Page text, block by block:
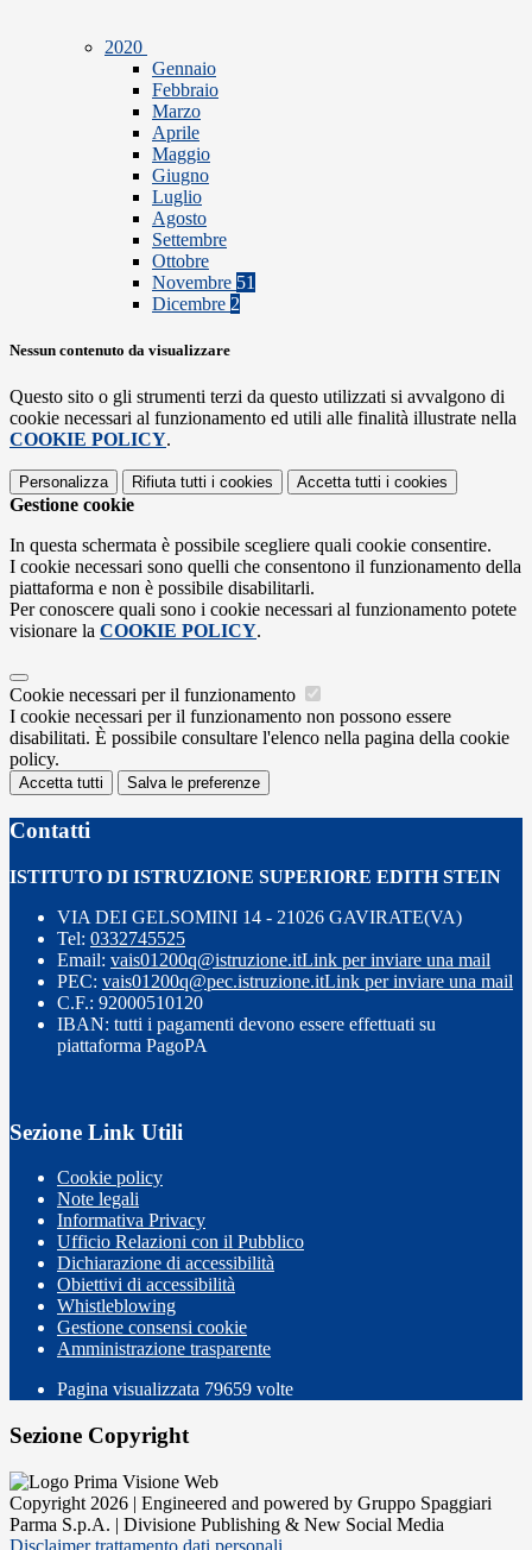
2020
Gennaio
Febbraio
Marzo
Aprile
Maggio
Giugno
Luglio
Agosto
Settembre
Ottobre
Novembre 51
Dicembre 2
Nessun contenuto da visualizzare
Questo sito o gli strumenti terzi da questo utilizzati si avvalgono di
cookie necessari al funzionamento ed utili alle finalità illustrate nella
COOKIE POLICY.
Personalizza Rifiuta tutti i cookies Accetta tutti i cookies
Gestione cookie
In questa schermata è possibile scegliere quali cookie consentire.
I cookie necessari sono quelli che consentono il funzionamento della
piattaforma e non è possibile disabilitarli.
Per conoscere quali sono i cookie necessari al funzionamento potete
visionare la COOKIE POLICY.
Cookie necessari per il funzionamento
I cookie necessari per il funzionamento non possono essere
disabilitati. È possibile consultare l'elenco nella pagina della cookie
policy.
Accetta tutti Salva le preferenze
Contatti
ISTITUTO DI ISTRUZIONE SUPERIORE EDITH STEIN
VIA DEI GELSOMINI 14 - 21026 GAVIRATE(VA)
Tel: 0332745525
Email: vais01200q@istruzione.itLink per inviare una mail
PEC: vais01200q@pec.istruzione.itLink per inviare una mail
C.F.: 92000510120
IBAN: tutti i pagamenti devono essere effettuati su
piattaforma PagoPA
Sezione Link Utili
Cookie policy
Note legali
Informativa Privacy
Ufficio Relazioni con il Pubblico
Dichiarazione di accessibilità
Obiettivi di accessibilità
Whistleblowing
Gestione consensi cookie
Amministrazione trasparente
Pagina visualizzata 79659 volte
Sezione Copyright
Copyright 2026 | Engineered and powered by Gruppo Spaggiari
Parma S.p.A. | Divisione Publishing & New Social Media
Disclaimer trattamento dati personali